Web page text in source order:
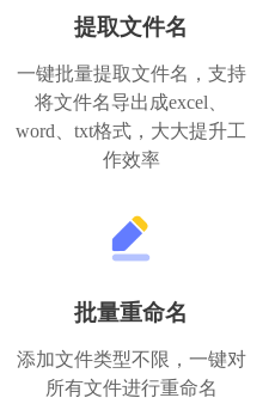
提取文件名
一键批量提取文件名，支持
将文件名导出成excel、
word、txt格式，大大提升工
作效率
批量重命名
添加文件类型不限，一键对
所有文件进行重命名